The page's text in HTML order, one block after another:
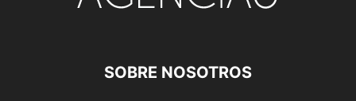
SOBRE NOSOTROS